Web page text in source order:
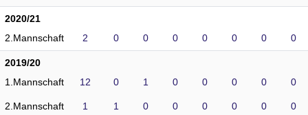
2020/21
2.Mannschaft
2 0 0 0 0 0 0 0
2019/20
1.Mannschaft
12 0 1 0 0 0 0 0
2.Mannschaft 1 1 0 0 0 0 0 0